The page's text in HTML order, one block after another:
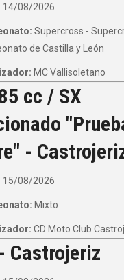
14/08/2026
Supercross -
de Castilla y León
MC Vallisoletano
cc / SX
-
15/08/2026
Mixto
CD Moto Club
Castrojeriz